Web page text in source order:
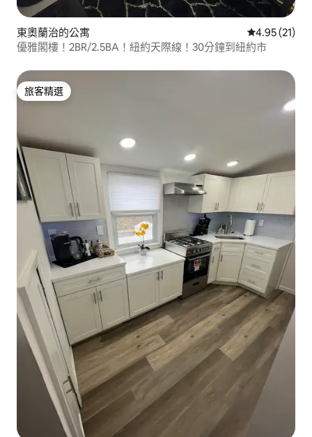
東奧蘭治的公寓 從 21 則評價
4.95 (21)
優雅閣樓！2BR/2.5BA！紐約天際線！30分鐘到紐約市
旅客精選
旅客精選